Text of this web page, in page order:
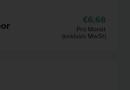
6,68
Pro Monat
(exklusiv MwSt)